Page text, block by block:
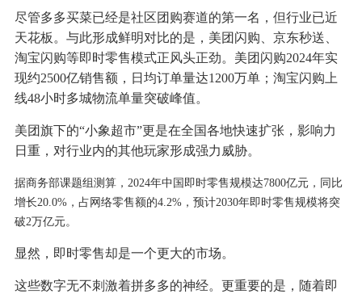
尽管多多买菜已经是社区团购赛道的第一名，但行业已近
天花板。与此形成鲜明对比的是，美团闪购、京东秒送、
淘宝闪购等即时零售模式正风头正劲。美团闪购2024年实
现约2500亿销售额，日均订单量达1200万单；淘宝闪购上
线48小时多城物流单量突破峰值。
美团旗下的“小象超市”更是在全国各地快速扩张，影响力
日重，对行业内的其他玩家形成强力威胁。
据商务部课题组测算， 2024年中国即时零售规模达7800亿元，同比
增长20.0%，占网络零售额的4.2%，预计2030年即时零售规模将突
破2万亿元。
显然，即时零售却是一个更大的市场。
这些数字无不刺激着拼多多的神经。更重要的是，随着即